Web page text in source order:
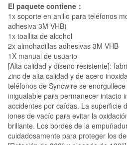
El paquete contiene：
1x soporte en anillo para teléfonos
adhesiva 3M VHB)
1x toallita de alcohol
2x almohadillas adhesivas 3M VHB
1X manual de usuario
[Alta calidad y diseño resistente]:
zinc de alta calidad y de acero
teléfonos de Syncwire se
inigualable para permanecer intacto
accidentes por caídas. La superficie
iones de vacío para evitar la
brillante. Los bordes de la
cuidadosamente para proteger los